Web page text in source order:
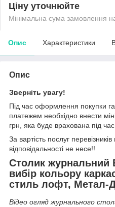
Ціну уточнюйте
Мінімальна сума замовлення
Опис Характеристики
Опис
Зверніть увагу!
Під час оформлення покупки
платежем необхідно внести
грн, яка буде врахована під
За вартість послуг
відповідальності не несе!!
Столик журнальний
вибір кольору
стиль лофт, Метал-
Відео огляд журнального